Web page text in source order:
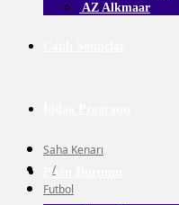
AZ Alkmaar
Puan Durumu
Saha Kenarı
/
Futbol